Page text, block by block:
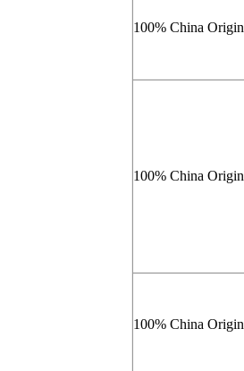
100% China Origin
100% China Origin
100% China Origin